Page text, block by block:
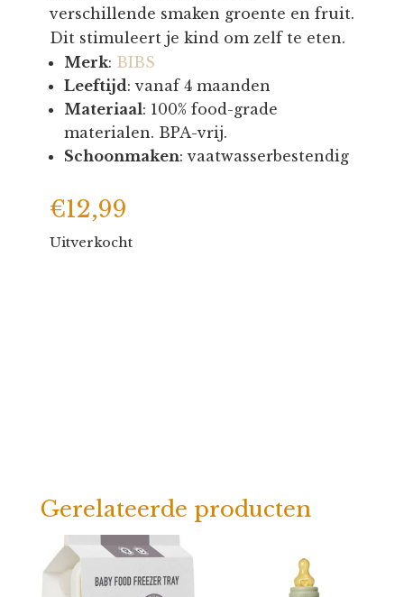
verschillende smaken groente en fruit.
Dit stimuleert je kind om zelf te eten.
Merk: BIBS
Leeftijd: vanaf 4 maanden
Materiaal: 100% food-grade
materialen. BPA-vrij.
Schoonmaken: vaatwasserbestendig
€12,99
Uitverkocht
Gerelateerde producten